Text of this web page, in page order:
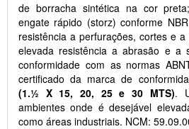
de borracha sintética na cor
engate rápido (storz) conforme
resistência a perfurações, cortes e
elevada resistência a abrasão e a
conformidade com as normas
certificado da marca de
(1.½ X 15, 20, 25 e 30 MTS).
ambientes onde é desejável
como áreas industriais. NCM: